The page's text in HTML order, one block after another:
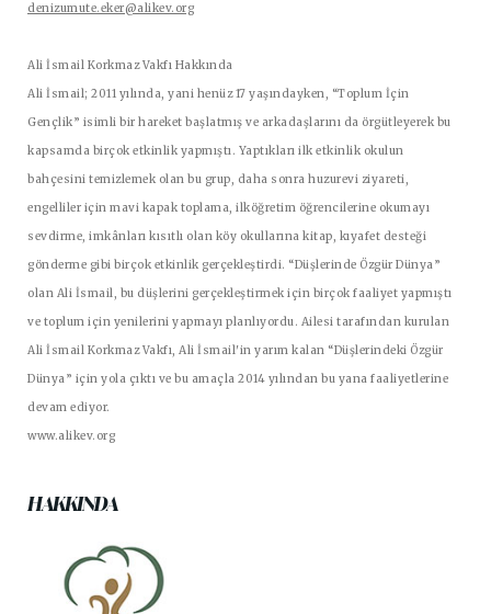
denizumute.eker@alikev.org
Ali İsmail Korkmaz Vakfı Hakkında
Ali İsmail; 2011 yılında, yani henüz 17 yaşındayken, “Toplum İçin
Gençlik” isimli bir hareket başlatmış ve arkadaşlarını da örgütleyerek bu
kapsamda birçok etkinlik yapmıştı. Yaptıkları ilk etkinlik okulun
bahçesini temizlemek olan bu grup, daha sonra huzurevi ziyareti,
engelliler için mavi kapak toplama, ilköğretim öğrencilerine okumayı
sevdirme, imkânları kısıtlı olan köy okullarına kitap, kıyafet desteği
gönderme gibi birçok etkinlik gerçekleştirdi. “Düşlerinde Özgür Dünya”
olan Ali İsmail, bu düşlerini gerçekleştirmek için birçok faaliyet yapmıştı
ve toplum için yenilerini yapmayı planlıyordu. Ailesi tarafından kurulan
Ali İsmail Korkmaz Vakfı, Ali İsmail'in yarım kalan “Düşlerindeki Özgür
Dünya” için yola çıktı ve bu amaçla 2014 yılından bu yana faaliyetlerine
devam ediyor.
www.alikev.org
HAKKINDA